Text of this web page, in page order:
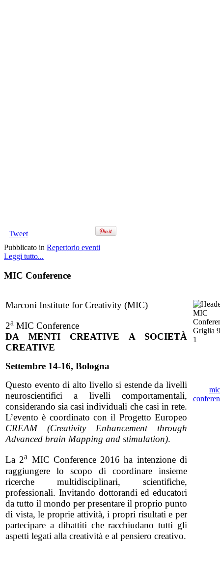
Tweet
Pubblicato in Repertorio eventi
Leggi tutto...
MIC Conference
Marconi Institute for Creativity (MIC)
2a MIC Conference
DA MENTI CREATIVE A SOCIETÀ
CREATIVE
Settembre 14-16, Bologna
Questo evento di alto livello si estende da livelli
neuroscientifici a livelli comportamentali,
considerando sia casi individuali che casi in rete.
L’evento è coordinato con il Progetto Europeo
CREAM
(Creativity Enhancement through
Advanced brain Mapping and stimulation).
La 2a MIC Conference 2016 ha intenzione di
raggiungere lo scopo di coordinare insieme
ricerche multidisciplinari, scientifiche,
professionali. Invitando dottorandi ed educatori
da tutto il mondo per presentare il proprio punto
di vista, le proprie attività, i propri risultati e per
partecipare a dibattiti che racchiudano tutti gli
aspetti legati alla creatività e al pensiero creativo.